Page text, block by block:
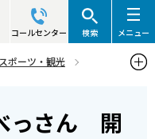
コールセンター 検索 メニュー
ポーツ・観光
っさん 開